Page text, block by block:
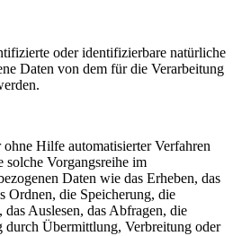
oder identifizierbare natürliche
Daten von dem für die Verarbeitung
Hilfe automatisierter Verfahren
solche Vorgangsreihe im
Daten wie das Erheben, das
Ordnen, die Speicherung, die
Auslesen, das Abfragen, die
Übermittlung, Verbreitung oder